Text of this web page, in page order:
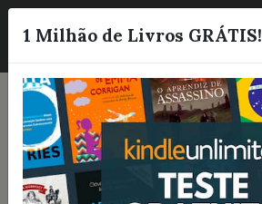
1 Milhão de Livros GRÁTIS!